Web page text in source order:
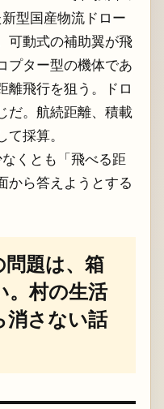
型国産物流ドロー
可動式の補助翼が飛
プター型の機体であ
離飛行を狙う。ドロ
だ。航続距離、積載
採算。
くとも「飛べる距
から答えようとする
題は、箱
。村の生活
消さない話